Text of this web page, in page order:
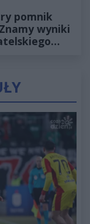
pomnik
wyniki